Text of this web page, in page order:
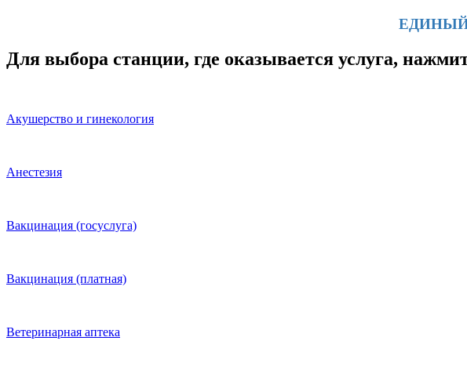
ЕДИНЫЙ
Для выбора станции, где оказывается услуга,
Акушерство и гинекология
Анестезия
Вакцинация (госуслуга)
Вакцинация (платная)
Ветеринарная аптека